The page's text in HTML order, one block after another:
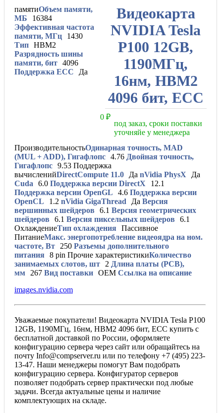
Видеокарта
NVIDIA Tesla
P100 12GB,
1190МГц,
16нм, HBM2
4096 бит, ЕСС
0 ₽
под заказ, сроки поставки
уточняйе у менеджера
памятиОбъем памяти,
МБ
16384
Эффективная частота
памяти, МГц
1430
Тип HBM2
Разрядность шины
памяти, бит 4096
Поддержка ЕСС
Да
ПроизводительностьОдинарная точность, MAD
(MUL + ADD), Гигафлопс 4.76 Двойная точность,
Гигафлопс 9.53 Поддержка
вычисленийDirectCompute 11.0 Да nVidia PhysX
Да
Cuda
6.0 Поддержка версии DirectX
12.1
Поддержка версии OpenGL
4.6 Поддержка версии
OpenCL
1.2 nVidia GigaThread Да Версия
вершинных шейдеров
6.1 Версия геометрических
шейдеров
6.1 Версия пиксельных шейдеров
6.1
ОхлаждениеТип охлаждения Пассивное
ПитаниеМакс. энергопотребление видеоядра на ном.
частоте, Вт
250 Разъемы дополнительного
питания 8 pin Прочие характеристикиКоличество
занимаемых слотов, шт
2 Длина платы (PCB),
мм
267 Вид поставки OEM Ссылка на описание
images.nvidia.com
Уважаемые покупатели! Видеокарта NVIDIA Tesla P100
12GB, 1190МГц, 16нм, HBM2 4096 бит, ЕСС купить с
бесплатной доставкой по России, оформляете
конфигурацию сервера через сайт или обращайтесь на
почту Info@compserver.ru или по телефону +7 (495) 223-
13-47. Наши менеджеры помогут Вам подобрать
конфигурацию сервера. Конфигуратор серверов
позволяет подобрать сервер практически под любые
задачи. Всегда актуальные цены и наличие
комплектующих на складе.